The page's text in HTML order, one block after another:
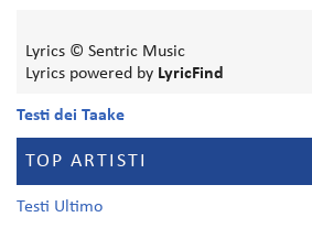
Lyrics © Sentric Music
Lyrics powered by LyricFind
Testi dei Taake
TOP ARTISTI
Testi Ultimo